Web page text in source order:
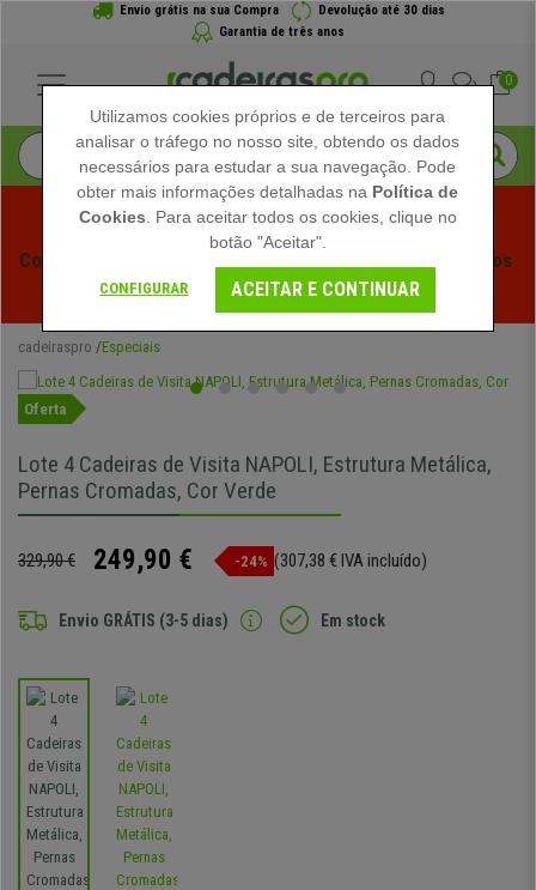
Envio grátis na sua Compra
Devolução até 30 dias
Garantia de três anos
0
Começam os Saldos de Verão em Cadeiraspro! Descontos
Exclusivos por Tempo Limitado - Ver Promoção
cadeiraspro Especiais
Oferta
Lote 4 Cadeiras de Visita NAPOLI, Estrutura Metálica,
Pernas Cromadas, Cor Verde
329,90 € 249,90 € -24% (307,38 € IVA incluído)
Envio GRÁTIS (3-5 dias) Em stock
Utilizamos cookies próprios e de terceiros para
analisar o tráfego no nosso site, obtendo os dados
necessários para estudar a sua navegação. Pode
obter mais informações detalhadas na Política de
Cookies . Para aceitar todos os cookies, clique no
botão "Aceitar".
CONFIGURAR ACEITAR E CONTINUAR